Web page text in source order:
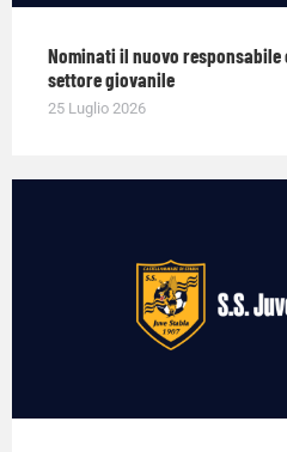
Nominati il nuovo
settore giovanile
25 Luglio 2026